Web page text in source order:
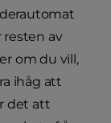
av
om du vill,
ihåg att
det att